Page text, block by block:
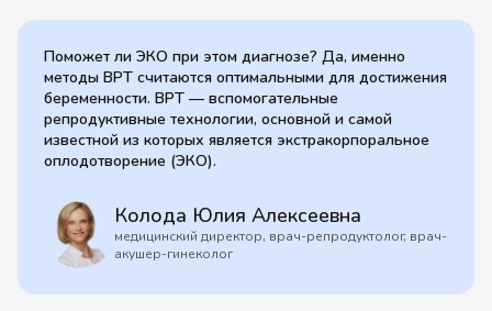
Поможет ли ЭКО при этом диагнозе? Да, именно
методы ВРТ считаются оптимальными для достижения
беременности. ВРТ — вспомогательные
репродуктивные технологии, основной и самой
известной из которых является экстракорпоральное
оплодотворение (ЭКО).
Колода Юлия Алексеевна
медицинский директор, врач-репродуктолог, врач-
акушер-гинеколог